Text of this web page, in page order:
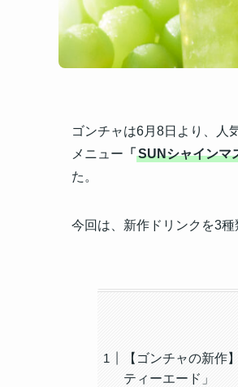
ゴンチャは6月8日より、人
メニュー 「 SUNシャインマ
た。
今回は、新作ドリンクを3
【ゴンチャの新作
ティーエード」